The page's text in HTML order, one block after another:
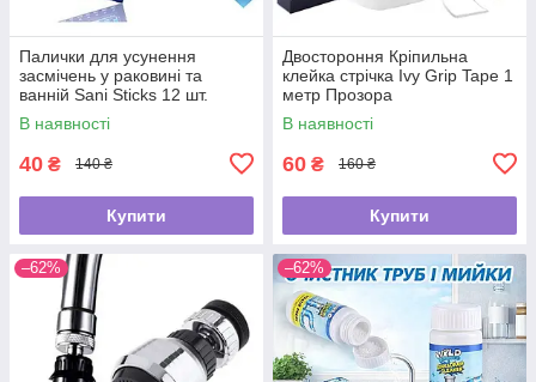
Палички для усунення
засмічень у раковині та
ванній Sani Sticks 12 шт.
В наявності
40 ₴ 140 ₴
Купити
Двостороння Кріпильна
клейка стрічка Ivy Grip Tape 1
метр Прозора
В наявності
60 ₴ 160 ₴
Купити
–62% –62%